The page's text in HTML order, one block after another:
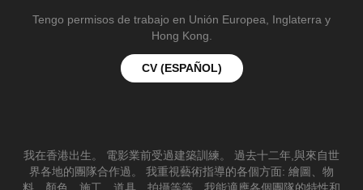
Tengo permisos de trabajo en Unión Europea, Inglaterra y
Hong Kong.
CV (ESPAÑOL)
我在香港出生。 電影業前受過建築訓練。 過去十二年,與來自世
界各地的團隊合作過。 我重視藝術指導的各個方面: 繪圖、物